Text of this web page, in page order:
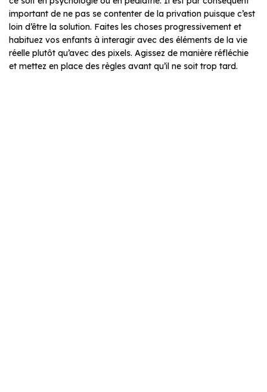
important de ne pas se contenter de la privation puisque c’est
loin d’être la solution. Faites les choses progressivement et
habituez vos enfants à interagir avec des éléments de la vie
réelle plutôt qu’avec des pixels. Agissez de manière réfléchie
et mettez en place des règles avant qu’il ne soit trop tard.